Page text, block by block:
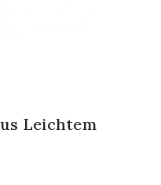
Leichtem